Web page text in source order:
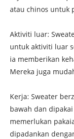
atau chinos untuk
Aktiviti luar:
untuk aktiviti luar
ia memberikan
Mereka juga
Kerja: Sweater
bawah dan
memerlukan
dipadankan